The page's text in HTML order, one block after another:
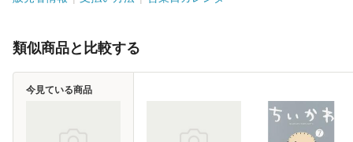
類似商品と比較する
今見ている商品